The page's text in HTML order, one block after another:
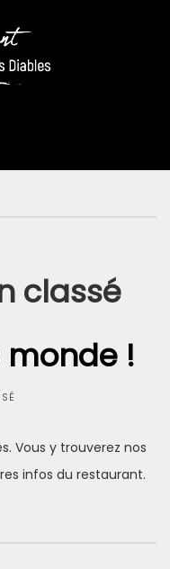
classé
monde !
Vous y trouverez nos
infos du restaurant.